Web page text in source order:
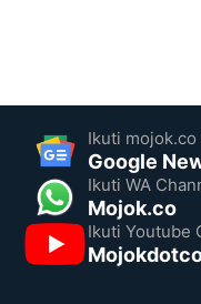
Ikuti mojok.co
Google
Ikuti WA
Mojok.co
Ikuti Youtube